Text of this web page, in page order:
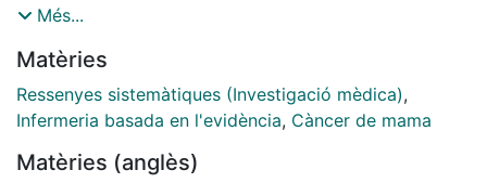
health records in the Spanish national health system in
healthcare system in Catalonia (Spain). Our results
showed that nonadherence during the first year of
treatment was around 11% in both cohorts, analysed
between them. Furthermore, determinants associated
Més...
Matèries
Ressenyes sistemàtiques (Investigació mèdica),
Infermeria basada en l'evidència, Càncer de mama
Matèries (anglès)